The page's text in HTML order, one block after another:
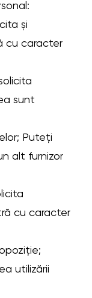
și
cu caracter
sunt
Puteți
alt furnizor
cu caracter
utilizării